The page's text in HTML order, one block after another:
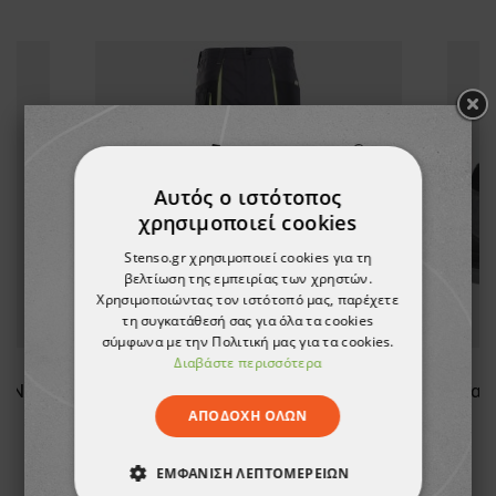
24,30 €
Αυτός ο ιστότοπος
χρησιμοποιεί cookies
Stenso.gr χρησιμοποιεί cookies για τη
βελτίωση της εμπειρίας των χρηστών.
Χρησιμοποιώντας τον ιστότοπό μας, παρέχετε
τη συγκατάθεσή σας για όλα τα cookies
σύμφωνα με την Πολιτική μας για τα cookies.
Διαβάστε περισσότερα
ΑΠΟΔΟΧΉ ΌΛΩΝ
ΕΜΦΆΝΙΣΗ ΛΕΠΤΟΜΕΡΕΙΏΝ